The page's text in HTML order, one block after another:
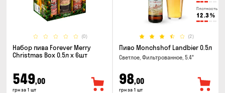
(0)
Набор пива Forever Merry
Christmas Box 0.5л x 6шт
549,00
грн за 1 шт
Плотность
12.3%
(2)
Пиво Monchshof Landbier 0.5л
Светлое, Фильтрованное, 5.4°
98,00
грн за 1 шт